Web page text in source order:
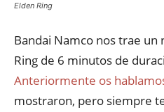
Elden Ring
Bandai Namco nos trae un
Ring de 6 minutos de
Anteriormente os
mostraron, pero siempre